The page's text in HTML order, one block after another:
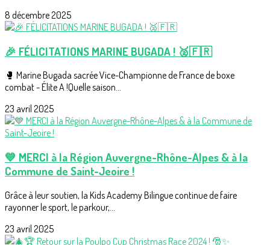
8 décembre 2025
🎉 FÉLICITATIONS MARINE BUGADA ! 🥈🇫🇷
🥊 Marine Bugada sacrée Vice-Championne de France de boxe
combat - Élite A !Quelle saison...
23 avril 2025
💙 MERCI à la Région Auvergne-Rhône-Alpes & à la
Commune de Saint-Jeoire !
Grâce à leur soutien, la Kids Academy Bilingue continue de faire
rayonner le sport, le parkour,...
23 avril 2025